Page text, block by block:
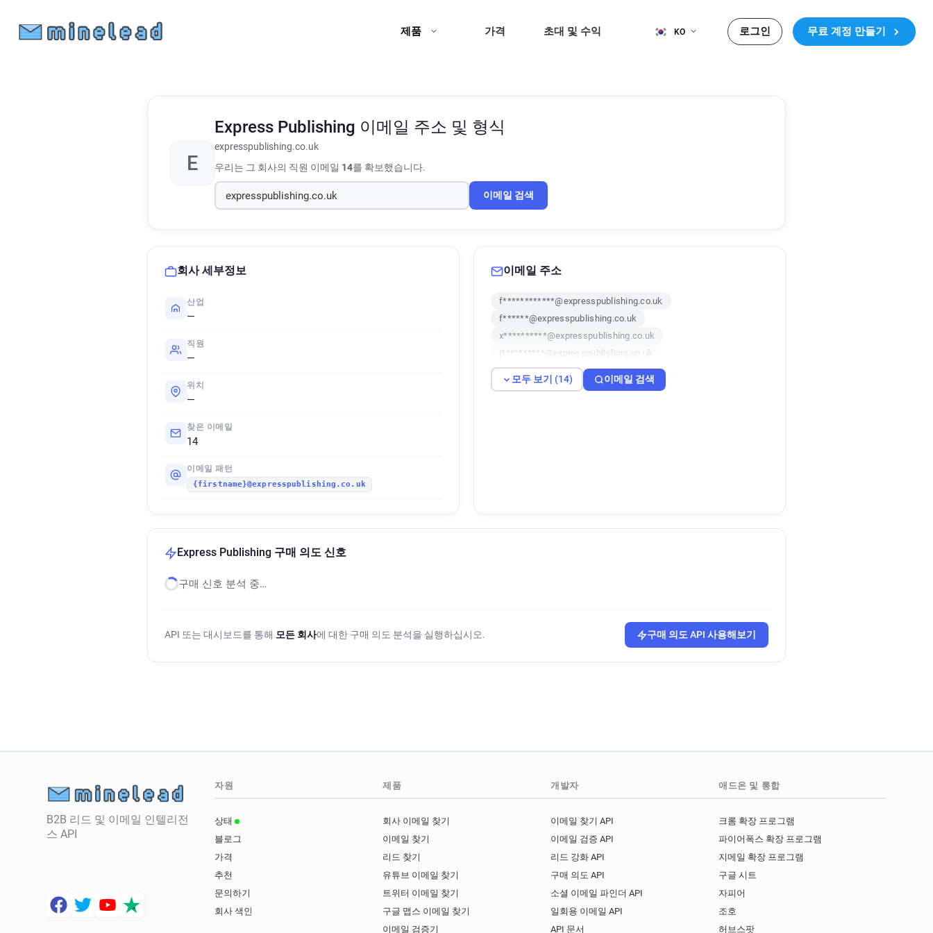
제품 가격 초대 및 수익 KO 로그인 무료 계정 만들기
E
Express Publishing 이메일 주소 및 형식
expresspublishing.co.uk
우리는 그 회사의 직원 이메일 14를 확보했습니다.
이메일 검색
회사 세부정보
산업
—
직원
—
위치
—
찾은 이메일
14
이메일 패턴
{firstname}@expresspublishing.co.uk
이메일 주소
f************@expresspublishing.co.uk
f******@expresspublishing.co.uk
x**********@expresspublishing.co.uk
j**********@expresspublishing.co.uk
y***********@expresspublishing.co.uk
r******@expresspublishing.co.uk
모두 보기 (14) 이메일 검색
Express Publishing 구매 의도 신호
구매 신호 분석 중…
API 또는 대시보드를 통해 모든 회사에 대한 구매 의도 분석을 실행하십시오. 구매 의도 API 사용해보기
B2B 리드 및 이메일 인텔리전
스 API
자원
상태
블로그
가격
추천
문의하기
회사 색인
제품
회사 이메일 찾기
이메일 찾기
리드 찾기
유튜브 이메일 찾기
트위터 이메일 찾기
구글 맵스 이메일 찾기
이메일 검증기
개발자
이메일 찾기 API
이메일 검증 API
리드 강화 API
구매 의도 API
소셜 이메일 파인더 API
일회용 이메일 API
API 문서
애드온 및 통합
크롬 확장 프로그램
파이어폭스 확장 프로그램
지메일 확장 프로그램
구글 시트
자피어
조호
허브스팟